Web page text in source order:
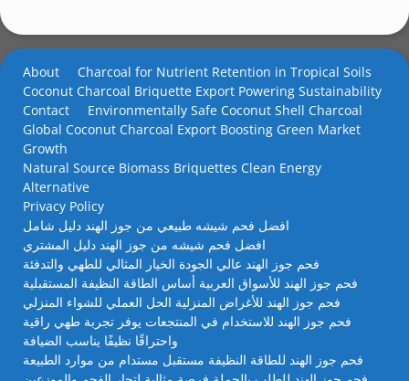
About
Charcoal for Nutrient Retention in Tropical Soils
Coconut Charcoal Briquette Export Powering Sustainability
Contact
Environmentally Safe Coconut Shell Charcoal
Global Coconut Charcoal Export Boosting Green Market
Growth
Natural Source Biomass Briquettes Clean Energy
Alternative
Privacy Policy
افضل فحم شيشه طبيعي من جوز الهند دليل شامل
افضل فحم شيشه من جوز الهند دليل المشتري
فحم جوز الهند عالي الجودة الخيار المثالي للطهي والتدفئة
فحم جوز الهند للأسواق العربية أساس الطاقة النظيفة المستقبلية
فحم جوز الهند للأغراض المنزلية الحل العملي للشواء المنزلي
فحم جوز الهند للاستخدام في المنتجعات يوفر تجربة طهي راقية
واحتراقًا نظيفًا يناسب الضيافة
فحم جوز الهند للطاقة النظيفة مستقبل مستدام من موارد الطبيعة